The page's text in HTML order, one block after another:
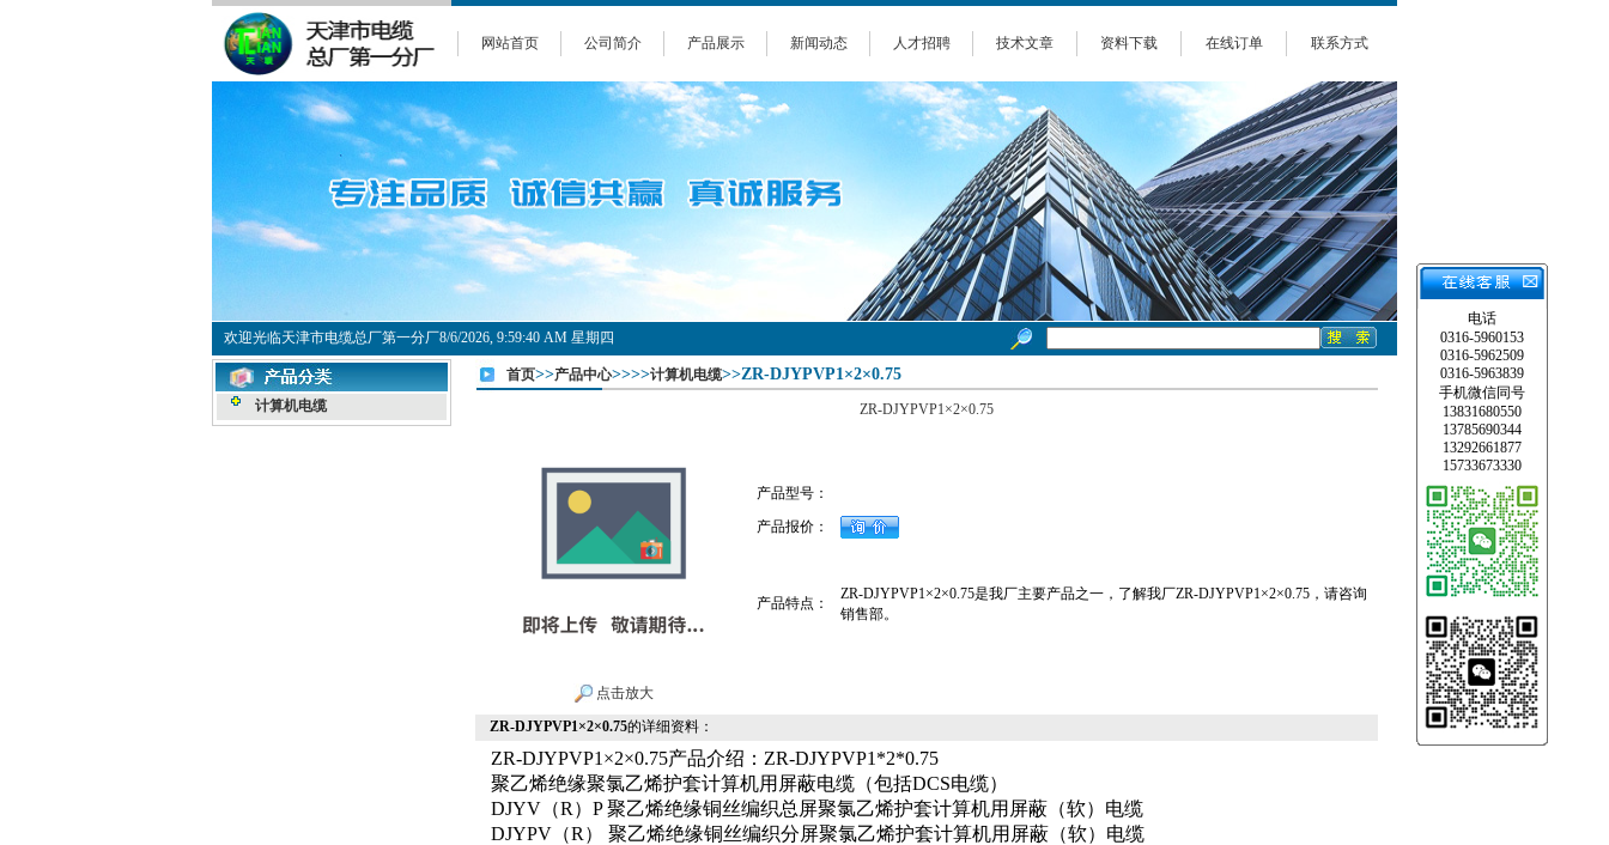
网站首页 公司简介 产品展示 新闻动态 人才招聘 技术文章 资料下载 在线订单 联系方式
欢迎光临天津市电缆总厂第一分厂8/6/2026, 9:59:41 AM 星期四
计算机电缆
首页>>产品中心>>>>计算机电缆>>ZR-DJYPVP1×2×0.75
ZR-DJYPVP1×2×0.75
点击放大
产品型号：
产品报价：
产品特点：
ZR-DJYPVP1×2×0.75是我厂主要产品之一，了解我厂ZR-DJYPVP1×2×0.75，请咨询
销售部。
ZR-DJYPVP1×2×0.75的详细资料：
ZR-DJYPVP1×2×0.75产品介绍：ZR-DJYPVP1*2*0.75
聚乙烯绝缘聚氯乙烯护套计算机用屏蔽电缆（包括DCS电缆）
DJYV（R）P 聚乙烯绝缘铜丝编织总屏聚氯乙烯护套计算机用屏蔽（软）电缆
DJYPV（R） 聚乙烯绝缘铜丝编织分屏聚氯乙烯护套计算机用屏蔽（软）电缆
电话
0316-5960153
0316-5962509
0316-5963839
手机微信同号
13831680550
13785690344
13292661877
15733673330